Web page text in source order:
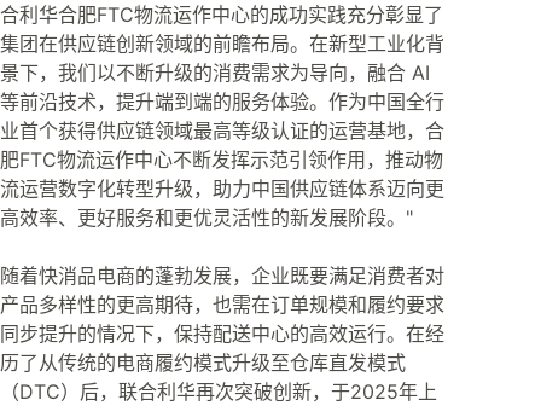
合利华合肥FTC物流运作中心的成功实践充分彰显了
集团在供应链创新领域的前瞻布局。在新型工业化背
景下，我们以不断升级的消费需求为导向，融合 AI
等前沿技术，提升端到端的服务体验。作为中国全行
业首个获得供应链领域最高等级认证的运营基地，合
肥FTC物流运作中心不断发挥示范引领作用，推动物
流运营数字化转型升级，助力中国供应链体系迈向更
高效率、更好服务和更优灵活性的新发展阶段。"
随着快消品电商的蓬勃发展，企业既要满足消费者对
产品多样性的更高期待，也需在订单规模和履约要求
同步提升的情况下，保持配送中心的高效运行。在经
历了从传统的电商履约模式升级至仓库直发模式
（DTC）后，联合利华再次突破创新，于2025年上